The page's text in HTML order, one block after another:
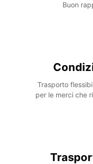
Buon
Trasporto
per le merci che